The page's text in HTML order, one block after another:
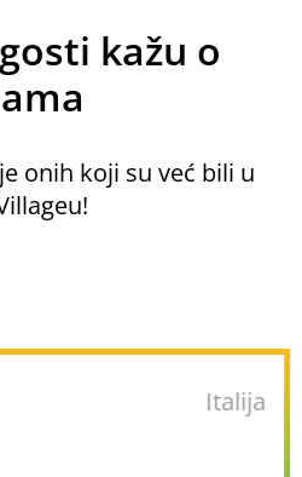
kažu o
onih koji su već bili u
Italija